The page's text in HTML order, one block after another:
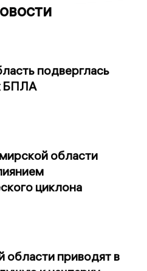
подверглась
БПЛА
области
циклона
приводят в